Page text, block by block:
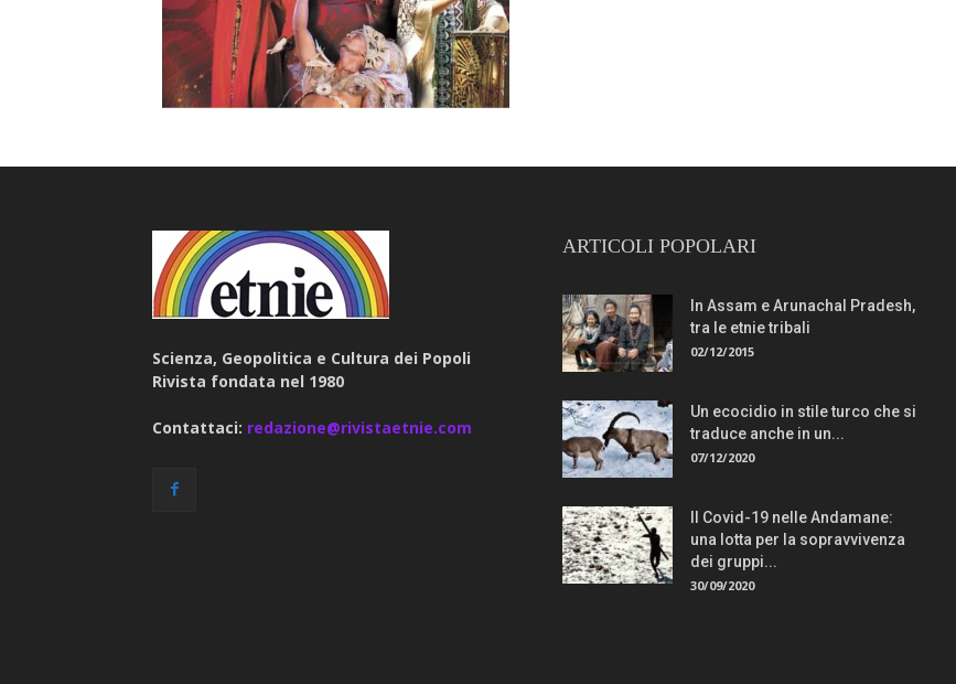
Scienza, Geopolitica e Cultura dei Popoli
Rivista fondata nel 1980
Contattaci: redazione@rivistaetnie.com
ARTICOLI POPOLARI
In Assam e Arunachal Pradesh,
tra le etnie tribali
02/12/2015
Un ecocidio in stile turco che si
traduce anche in un...
07/12/2020
Il Covid-19 nelle Andamane:
una lotta per la sopravvivenza
dei gruppi...
30/09/2020